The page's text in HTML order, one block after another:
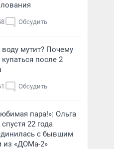
Обсудить
воду мутит? Почему
после 2
Обсудить
пара!»: Ольга
22 года
с бывшим
из «ДОМа-2»